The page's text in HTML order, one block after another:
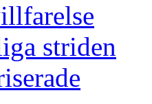
striden